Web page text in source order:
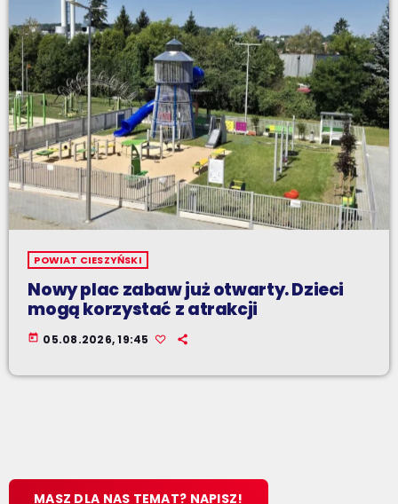
POWIAT CIESZYŃSKI
Nowy plac zabaw już otwarty. Dzieci
mogą korzystać z atrakcji
today 05.08.2026, 19:45
MASZ DLA NAS TEMAT? NAPISZ!